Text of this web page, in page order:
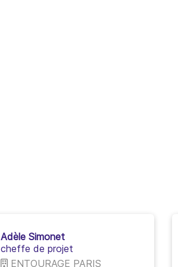
Adèle Simonet
cheffe de projet
ENTOURAGE PARIS